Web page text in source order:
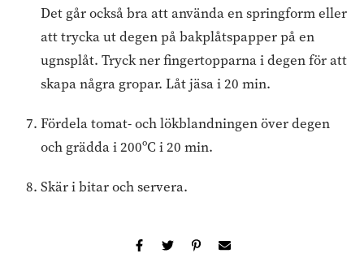
Det går också bra att använda en springform eller
att trycka ut degen på bakplåtspapper på en
ugnsplåt. Tryck ner fingertopparna i degen för att
skapa några gropar. Låt jäsa i 20 min.
Fördela tomat- och lökblandningen över degen
och grädda i 200ºC i 20 min.
Skär i bitar och servera.